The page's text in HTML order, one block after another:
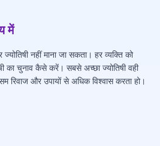
में
नहीं माना जा सकता। हर व्यक्ति को
का चुनाव कैसे करें। सबसे अच्छा ज्योतिषी वही
रिवाज और उपायों से अधिक विश्वास करता हो।